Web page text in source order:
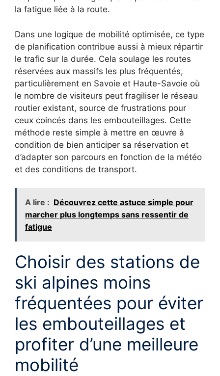
la fatigue liée à la route.
Dans une logique de mobilité optimisée, ce type
de planification contribue aussi à mieux répartir
le trafic sur la durée. Cela soulage les routes
réservées aux massifs les plus fréquentés,
particulièrement en Savoie et Haute-Savoie où
le nombre de visiteurs peut fragiliser le réseau
routier existant, source de frustrations pour
ceux coincés dans les embouteillages. Cette
méthode reste simple à mettre en œuvre à
condition de bien anticiper sa réservation et
d’adapter son parcours en fonction de la météo
et des conditions de transport.
A lire : Découvrez cette astuce simple pour
marcher plus longtemps sans ressentir de
fatigue
Choisir des stations de
ski alpines moins
fréquentées pour éviter
les embouteillages et
profiter d’une meilleure
mobilité